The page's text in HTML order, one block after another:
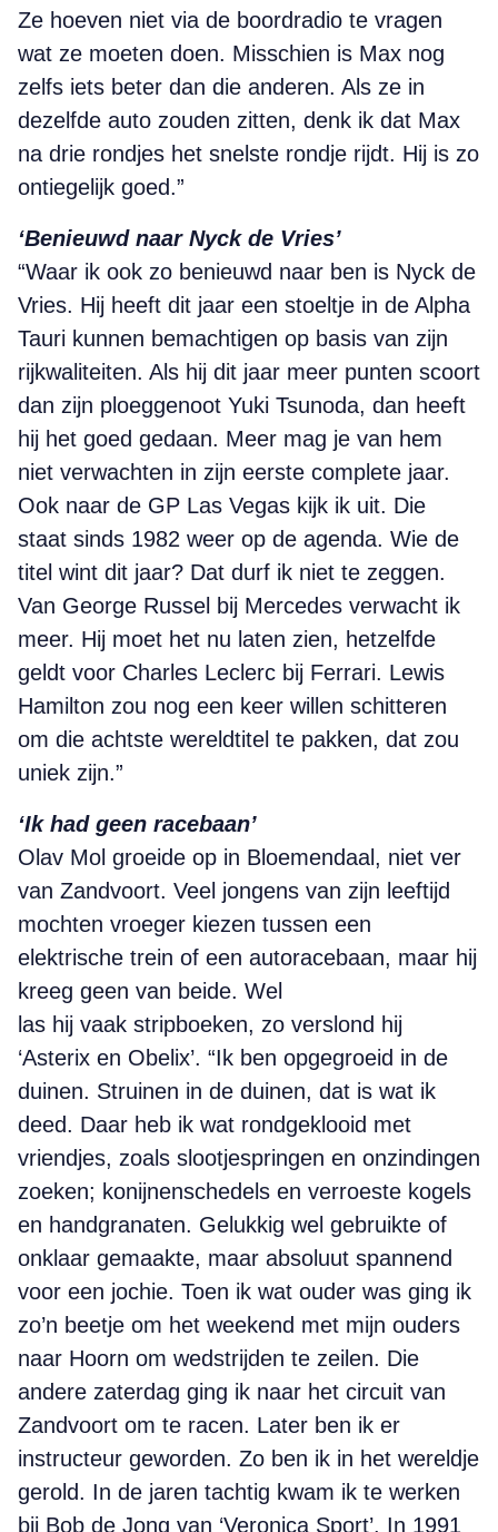
Ze hoeven niet via de boordradio te vragen
wat ze moeten doen. Misschien is Max nog
zelfs iets beter dan die anderen. Als ze in
dezelfde auto zouden zitten, denk ik dat Max
na drie rondjes het snelste rondje rijdt. Hij is zo
ontiegelijk goed.”
‘Benieuwd naar Nyck de Vries’
“Waar ik ook zo benieuwd naar ben is Nyck de
Vries. Hij heeft dit jaar een stoeltje in de Alpha
Tauri kunnen bemachtigen op basis van zijn
rijkwaliteiten. Als hij dit jaar meer punten scoort
dan zijn ploeggenoot Yuki Tsunoda, dan heeft
hij het goed gedaan. Meer mag je van hem
niet verwachten in zijn eerste complete jaar.
Ook naar de GP Las Vegas kijk ik uit. Die
staat sinds 1982 weer op de agenda. Wie de
titel wint dit jaar? Dat durf ik niet te zeggen.
Van George Russel bij Mercedes verwacht ik
meer. Hij moet het nu laten zien, hetzelfde
geldt voor Charles Leclerc bij Ferrari. Lewis
Hamilton zou nog een keer willen schitteren
om die achtste wereldtitel te pakken, dat zou
uniek zijn.”
‘Ik had geen racebaan’
Olav Mol groeide op in Bloemendaal, niet ver
van Zandvoort. Veel jongens van zijn leeftijd
mochten vroeger kiezen tussen een
elektrische trein of een autoracebaan, maar hij
kreeg geen van beide. Wel
las hij vaak stripboeken, zo verslond hij
‘Asterix en Obelix’. “Ik ben opgegroeid in de
duinen. Struinen in de duinen, dat is wat ik
deed. Daar heb ik wat rondgeklooid met
vriendjes, zoals slootjespringen en onzindingen
zoeken; konijnenschedels en verroeste kogels
en handgranaten. Gelukkig wel gebruikte of
onklaar gemaakte, maar absoluut spannend
voor een jochie. Toen ik wat ouder was ging ik
zo’n beetje om het weekend met mijn ouders
naar Hoorn om wedstrijden te zeilen. Die
andere zaterdag ging ik naar het circuit van
Zandvoort om te racen. Later ben ik er
instructeur geworden. Zo ben ik in het wereldje
gerold. In de jaren tachtig kwam ik te werken
bij Bob de Jong van ‘Veronica Sport’. In 1991